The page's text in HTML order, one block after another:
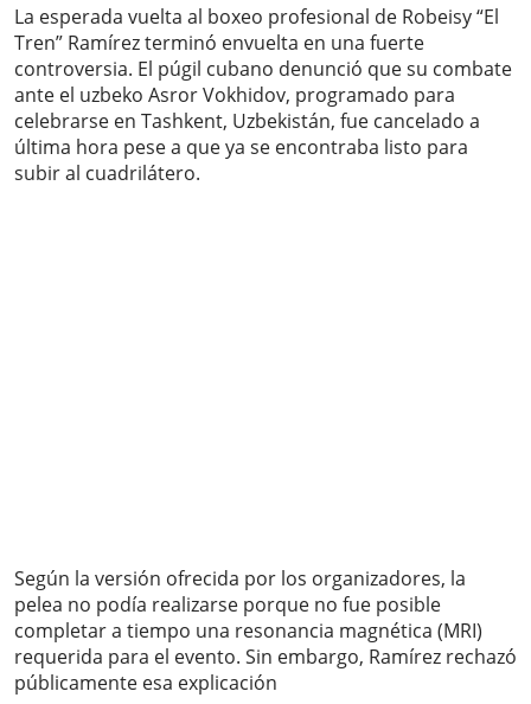
La esperada vuelta al boxeo profesional de Robeisy “El
Tren” Ramírez terminó envuelta en una fuerte
controversia. El púgil cubano denunció que su combate
ante el uzbeko Asror Vokhidov, programado para
celebrarse en Tashkent, Uzbekistán, fue cancelado a
última hora pese a que ya se encontraba listo para
subir al cuadrilátero.
Según la versión ofrecida por los organizadores, la
pelea no podía realizarse porque no fue posible
completar a tiempo una resonancia magnética (MRI)
requerida para el evento. Sin embargo, Ramírez rechazó
públicamente esa explicación